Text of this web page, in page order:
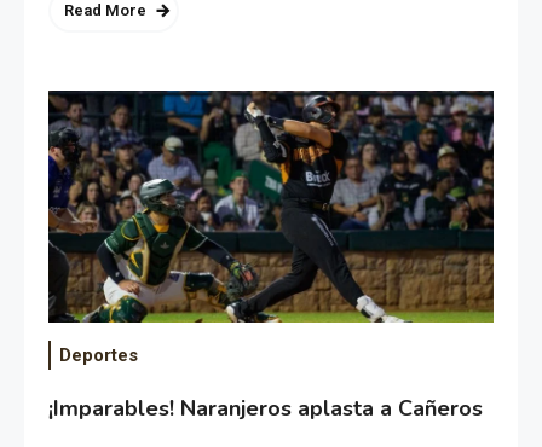
Read More
Deportes
¡Imparables! Naranjeros aplasta a Cañeros